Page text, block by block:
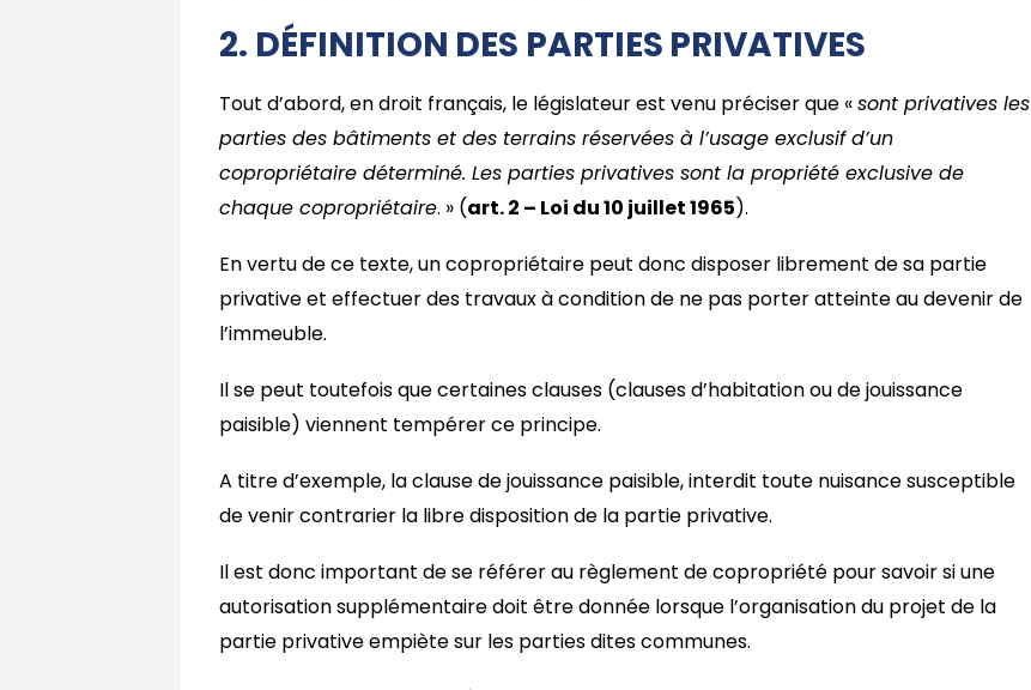
2. DÉFINITION DES PARTIES PRIVATIVES
Tout d’abord, en droit français, le législateur est venu préciser que «sont privatives les
parties des bâtiments et des terrains réservées à l’usage exclusif d’un
copropriétaire déterminé. Les parties privatives sont la propriété exclusive de
chaque copropriétaire. » (art. 2 – Loi du 10 juillet 1965).
En vertu de ce texte, un copropriétaire peut donc disposer librement de sa partie
privative et effectuer des travaux à condition de ne pas porter atteinte au devenir de
l’immeuble.
Il se peut toutefois que certaines clauses (clauses d’habitation ou de jouissance
paisible) viennent tempérer ce principe.
A titre d’exemple, la clause de jouissance paisible, interdit toute nuisance susceptible
de venir contrarier la libre disposition de la partie privative.
Il est donc important de se référer au règlement de copropriété pour savoir si une
autorisation supplémentaire doit être donnée lorsque l’organisation du projet de la
partie privative empiète sur les parties dites communes.